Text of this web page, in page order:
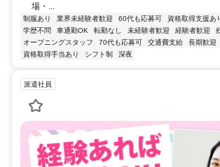
場・...
制服あり 業界未経験者歓迎 60代も応募可 資格取得支援あ
学歴不問
車通勤OK 転勤なし 未経験者歓迎 経験者歓迎
オープニングスタッフ
70代も応募可 交通費支給 長期歓迎
資格取得手当あり
シフト制 深夜
派遣社員